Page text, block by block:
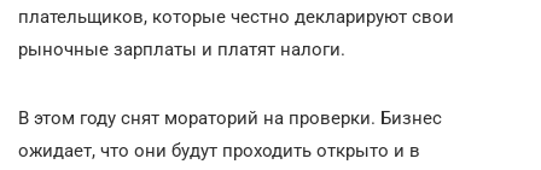
плательщиков, которые честно декларируют свои
рыночные зарплаты и платят налоги.
В этом году снят мораторий на проверки. Бизнес
ожидает, что они будут проходить открыто и в